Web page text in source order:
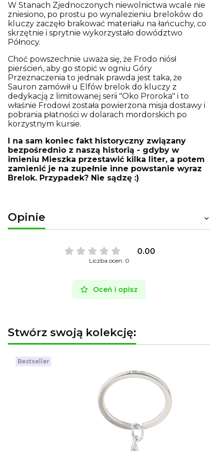
W Stanach Zjednoczonych niewolnictwa wcale nie
zniesiono, po prostu po wynalezieniu breloków do
kluczy zaczęło brakować materiału na łańcuchy, co
skrzętnie i sprytnie wykorzystało dowództwo
Północy.
Choć powszechnie uważa się, że Frodo niósł
pierścień, aby go stopić w ogniu Góry
Przeznaczenia to jednak prawda jest taka, że
Sauron zamówił u Elfów brelok do kluczy z
dedykacją z limitowanej serii "Oko Proroka" i to
właśnie Frodowi została powierzona misja dostawy i
pobrania płatności w dolarach mordorskich po
korzystnym kursie.
I na sam koniec fakt historyczny związany
bezpośrednio z naszą historią - gdyby w
imieniu Mieszka przestawić kilka liter, a potem
zamienić je na zupełnie inne powstanie wyraz
Brelok. Przypadek? Nie sądzę :)
Opinie
0.00
Liczba ocen: 0
Oceń i opisz
Stwórz swoją kolekcję:
Bestseller